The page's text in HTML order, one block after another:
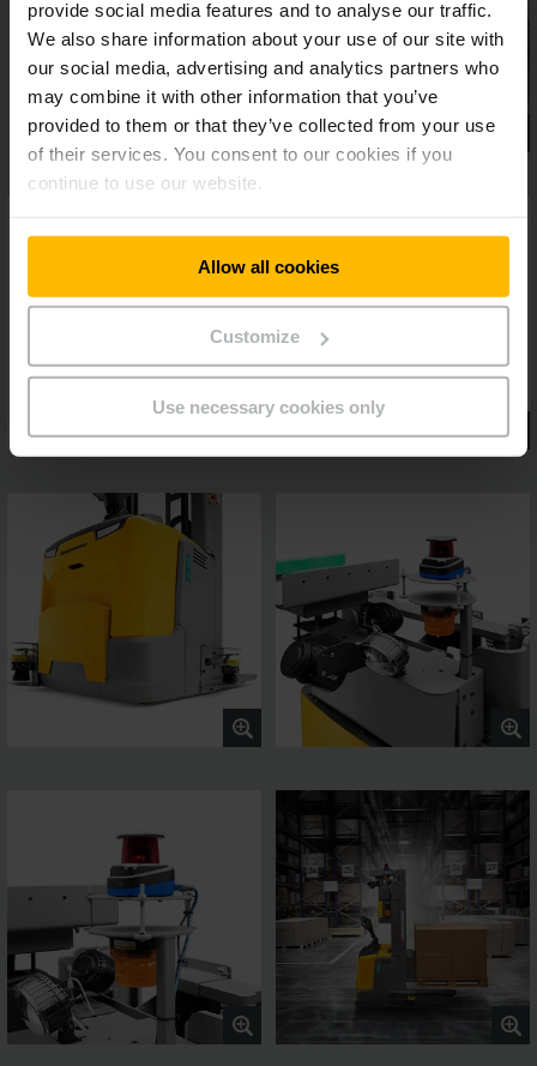
provide social media features and to analyse our traffic.
We also share information about your use of our site with
our social media, advertising and analytics partners who
may combine it with other information that you’ve
provided to them or that they’ve collected from your use
of their services. You consent to our cookies if you
continue to use our website.
Allow all cookies
Customize
Use necessary cookies only